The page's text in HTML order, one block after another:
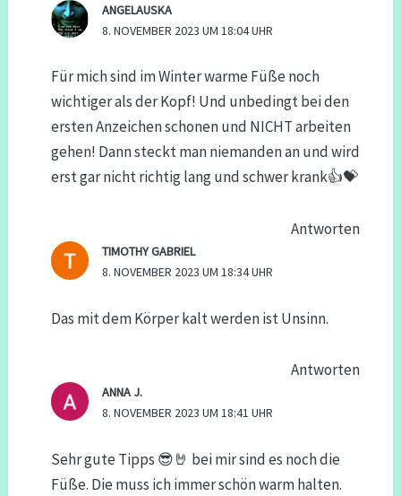
ANGELAUSKA
8. NOVEMBER 2023 UM 18:04 UHR
Für mich sind im Winter warme Füße noch
wichtiger als der Kopf! Und unbedingt bei den
ersten Anzeichen schonen und NICHT arbeiten
gehen! Dann steckt man niemanden an und wird
erst gar nicht richtig lang und schwer krank👍💝
Antworten
TIMOTHY GABRIEL
8. NOVEMBER 2023 UM 18:34 UHR
Das mit dem Körper kalt werden ist Unsinn.
Antworten
ANNA J.
8. NOVEMBER 2023 UM 18:41 UHR
Sehr gute Tipps 😎🤘 bei mir sind es noch die
Füße. Die muss ich immer schön warm halten.